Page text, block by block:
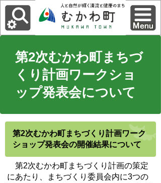
第2次むかわ町まちづ
くり計画ワークショ
ップ発表会について
第2次むかわ町まちづくり計画ワーク
ショップ発表会の開催結果について
第2次むかわ町まちづくり計画の策定
にあたり、まちづくり委員会内に3つの